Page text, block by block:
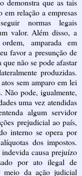
demonstra que as tais
em relação a empresas
normas legais
valor. Além disso, a
amparada em
favor a presunção de
não se pode afastar
produzidas.
sem amparo em lei
Não pode, igualmente,
uma vez atendidas
algum servidor
prejudicial ao país,
interno se opera por
dos impostos.
causa prejuízo
por ato ilegal de
meio da ação judicial